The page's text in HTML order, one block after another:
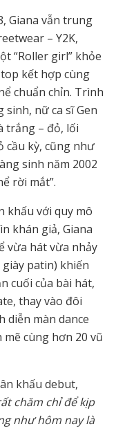
Giana vẫn trung
– Y2K,
“Roller girl” khỏe
kết hợp cùng
chuẩn chỉn. Trình
nữ ca sĩ Gen
trắng – đỏ, lối
cầu kỳ, cũng như
sinh năm 2002
rời mắt”.
khấu với quy mô
khán giả, Giana
vừa hát vừa nhảy
patin) khiến
cuối của bài hát,
thay vào đôi
diễn màn dance
mẽ cùng hơn 20 vũ
khấu debut,
chăm chỉ để kịp
như hôm nay là